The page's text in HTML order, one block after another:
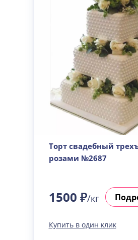
Торт свадебный
розами №2687
1500 ₽/кг
Купить в один клик